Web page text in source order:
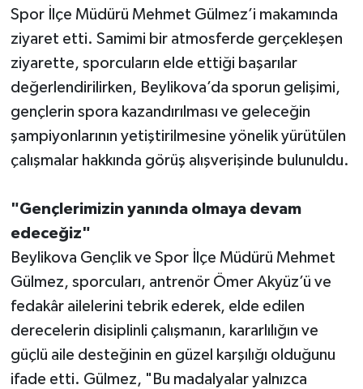
Spor İlçe Müdürü Mehmet Gülmez’i makamında
ziyaret etti. Samimi bir atmosferde gerçekleşen
ziyarette, sporcuların elde ettiği başarılar
değerlendirilirken, Beylikova’da sporun gelişimi,
gençlerin spora kazandırılması ve geleceğin
şampiyonlarının yetiştirilmesine yönelik yürütülen
çalışmalar hakkında görüş alışverişinde bulunuldu.
"Gençlerimizin yanında olmaya devam
edeceğiz"
Beylikova Gençlik ve Spor İlçe Müdürü Mehmet
Gülmez, sporcuları, antrenör Ömer Akyüz’ü ve
fedakâr ailelerini tebrik ederek, elde edilen
derecelerin disiplinli çalışmanın, kararlılığın ve
güçlü aile desteğinin en güzel karşılığı olduğunu
ifade etti. Gülmez, "Bu madalyalar yalnızca